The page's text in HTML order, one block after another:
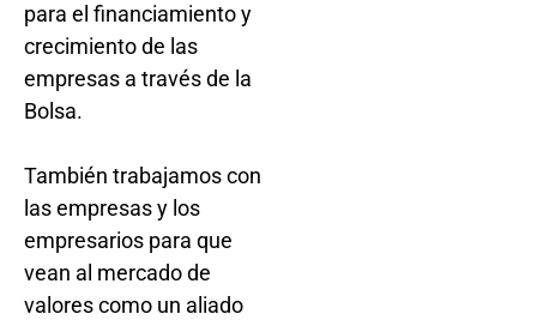
para el financiamiento y
crecimiento de las
empresas a través de la
Bolsa.
También trabajamos con
las empresas y los
empresarios para que
vean al mercado de
valores como un aliado